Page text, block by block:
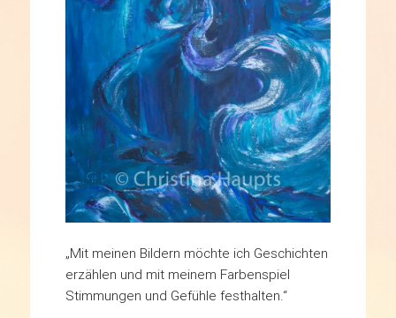
„Mit meinen Bildern möchte ich Geschichten
erzählen und mit meinem Farbenspiel
Stimmungen und Gefühle festhalten.“